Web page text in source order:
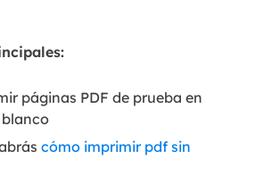
páginas PDF de prueba en
cómo imprimir pdf sin